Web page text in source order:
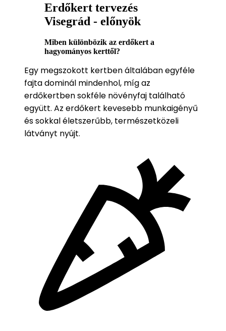
Erdőkert tervezés
Visegrád - előnyök
Miben különbözik az erdőkert a
hagyományos kerttől?
Egy megszokott kertben általában egyféle
fajta dominál mindenhol, míg az
erdőkertben sokféle növényfaj található
együtt. Az erdőkert kevesebb munkaigényű
és sokkal életszerűbb, természetközeli
látványt nyújt.